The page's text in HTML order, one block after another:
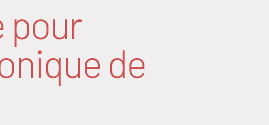
pour
de